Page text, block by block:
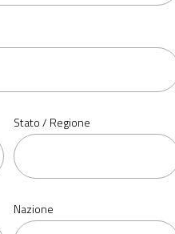
Stato / Regione
Nazione